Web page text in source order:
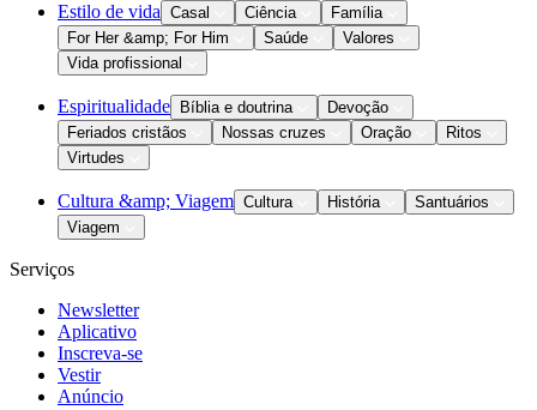
Estilo de vida Casal Ciência
Família
For Her &amp; For Him
Saúde
Valores
Vida profissional
Espiritualidade Bíblia e doutrina
Devoção
Feriados cristãos
Nossas cruzes Oração
Ritos
Virtudes
Cultura &amp; Viagem Cultura História
Santuários
Viagem
Serviços
Newsletter
Aplicativo
Inscreva-se
Vestir
Anúncio